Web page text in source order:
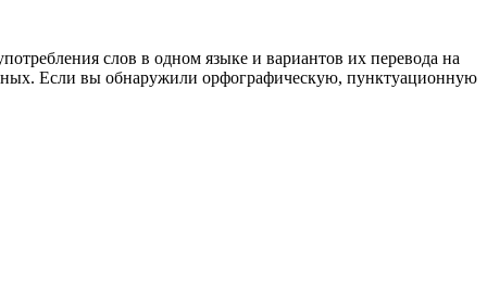
слов в одном языке и вариантов их перевода на
Если вы обнаружили орфографическую, пунктуационную